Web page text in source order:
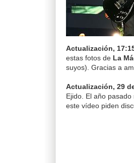
Actualización,
estas fotos de La
suyos). Gracias a
Actualización, 29
Ejido. El año
este vídeo piden